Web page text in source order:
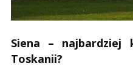
Siena – najbardziej
Toskanii?